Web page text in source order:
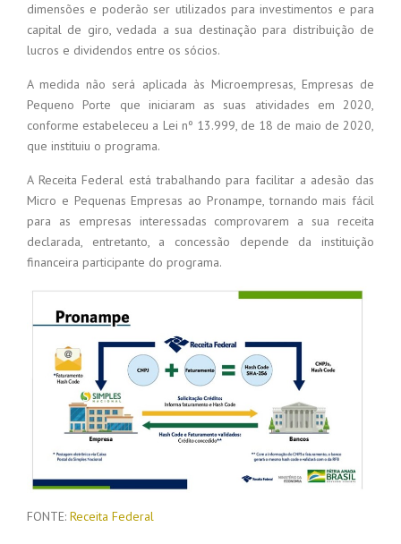
dimensões e poderão ser utilizados para investimentos e para
capital de giro, vedada a sua destinação para distribuição de
lucros e dividendos entre os sócios.
A medida não será aplicada às Microempresas, Empresas de
Pequeno Porte que iniciaram as suas atividades em 2020,
conforme estabeleceu a Lei nº 13.999, de 18 de maio de 2020,
que instituiu o programa.
A Receita Federal está trabalhando para facilitar a adesão das
Micro e Pequenas Empresas ao Pronampe, tornando mais fácil
para as empresas interessadas comprovarem a sua receita
declarada, entretanto, a concessão depende da instituição
financeira participante do programa.
FONTE: Receita Federal